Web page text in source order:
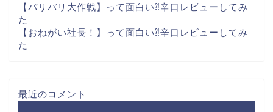
【バリバリ大作戦】って面白い⁈辛口レビューしてみ
た
【おねがい社長！】って面白い⁈辛口レビューしてみ
た
最近のコメント